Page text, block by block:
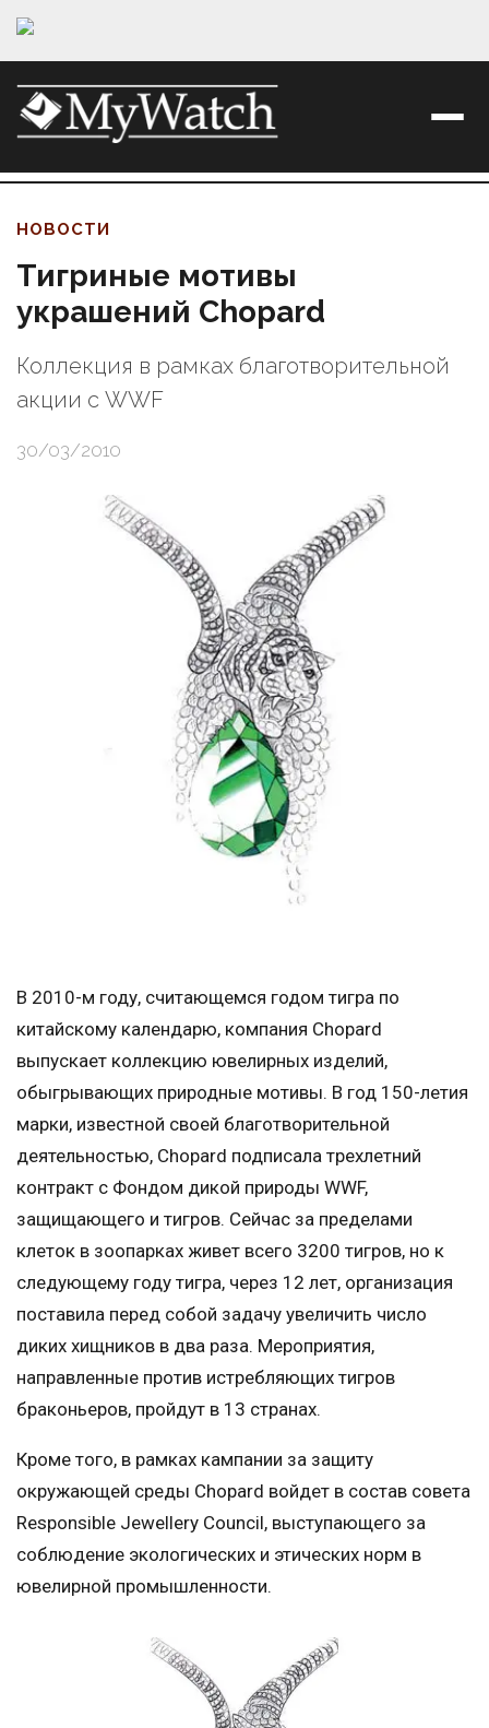
НОВОСТИ
Тигриные мотивы
украшений Chopard
Коллекция в рамках благотворительной
акции с WWF
30/03/2010
В 2010-м году, считающемся годом тигра по
китайскому календарю, компания Chopard
выпускает коллекцию ювелирных изделий,
обыгрывающих природные мотивы. В год 150-летия
марки, известной своей благотворительной
деятельностью, Chopard подписала трехлетний
контракт с Фондом дикой природы WWF,
защищающего и тигров. Сейчас за пределами
клеток в зоопарках живет всего 3200 тигров, но к
следующему году тигра, через 12 лет, организация
поставила перед собой задачу увеличить число
диких хищников в два раза. Мероприятия,
направленные против истребляющих тигров
браконьеров, пройдут в 13 странах.
Кроме того, в рамках кампании за защиту
окружающей среды Chopard войдет в состав совета
Responsible Jewellery Council, выступающего за
соблюдение экологических и этических норм в
ювелирной промышленности.